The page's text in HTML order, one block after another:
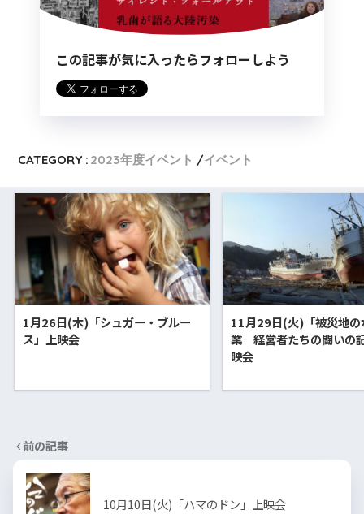
この記事が気に入ったらフォローしよう
CATEGORY : 2023年度イベント イベント
1月26日(木)「シュガー・ブルー
ス」上映会
11月29日(火)「被災地の
業 経営者たちの闘いの
映会
前の記事
10月10日(火)「ハマのドン」上映会